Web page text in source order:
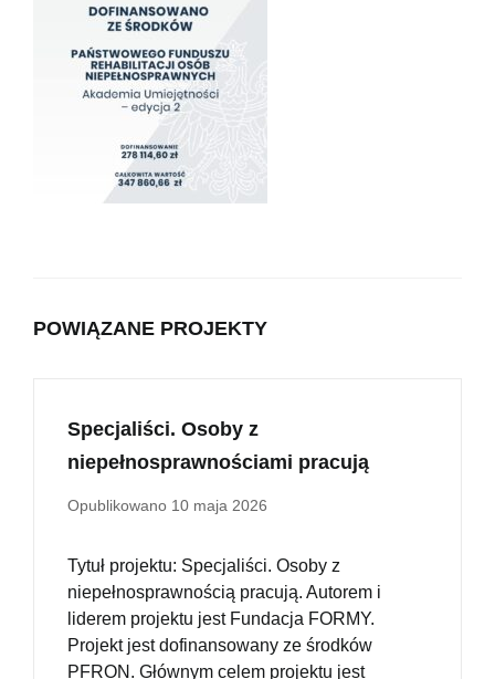
POWIĄZANE PROJEKTY
Specjaliści. Osoby z
niepełnosprawnościami pracują
Opublikowano 10 maja 2026
Tytuł projektu: Specjaliści. Osoby z
niepełnosprawnością pracują. Autorem i
liderem projektu jest Fundacja FORMY.
Projekt jest dofinansowany ze środków
PFRON. Głównym celem projektu jest